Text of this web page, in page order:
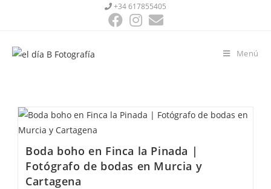
+34 617855405
Menú
Boda boho en Finca la Pinada |
Fotógrafo de bodas en Murcia y
Cartagena